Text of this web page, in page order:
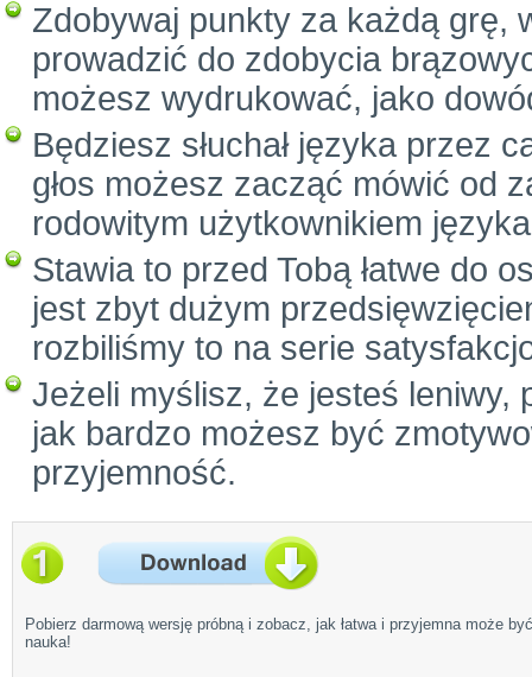
Zdobywaj punkty za każdą grę,
prowadzić do zdobycia
możesz wydrukować, jako
Będziesz słuchał języka przez
głos możesz zacząć mówić od
rodowitym użytkownikiem
Stawia to przed Tobą łatwe do
jest zbyt dużym
rozbiliśmy to na serie
Jeżeli myślisz, że jesteś leniwy,
jak bardzo możesz być
przyjemność.
Pobierz darmową wersję próbną i zobacz, jak łatwa i przyjemna może być
nauka!